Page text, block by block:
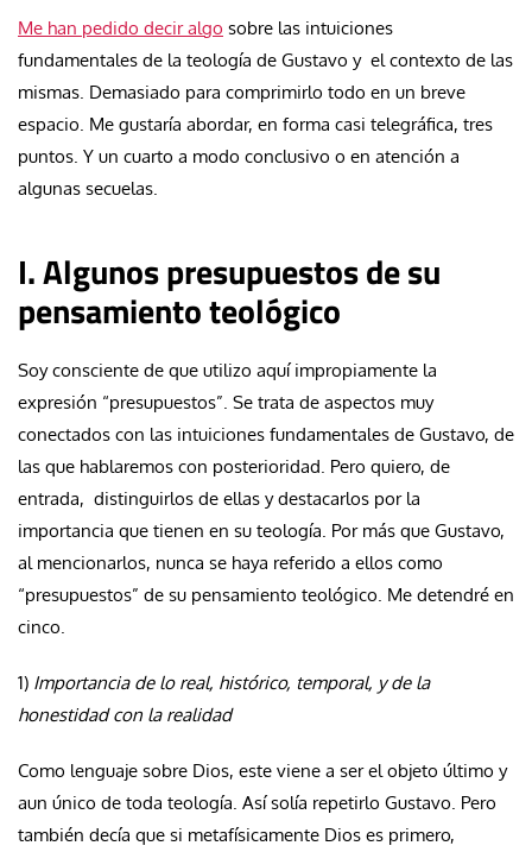
Me han pedido decir algo sobre las intuiciones
fundamentales de la teología de Gustavo y el contexto de las
mismas. Demasiado para comprimirlo todo en un breve
espacio. Me gustaría abordar, en forma casi telegráfica, tres
puntos. Y un cuarto a modo conclusivo o en atención a
algunas secuelas.
I. Algunos presupuestos de su
pensamiento teológico
Soy consciente de que utilizo aquí impropiamente la
expresión “presupuestos”. Se trata de aspectos muy
conectados con las intuiciones fundamentales de Gustavo, de
las que hablaremos con posterioridad. Pero quiero, de
entrada, distinguirlos de ellas y destacarlos por la
importancia que tienen en su teología. Por más que Gustavo,
al mencionarlos, nunca se haya referido a ellos como
“presupuestos” de su pensamiento teológico. Me detendré en
cinco.
1) Importancia de lo real, histórico, temporal, y de la
honestidad con la realidad
Como lenguaje sobre Dios, este viene a ser el objeto último y
aun único de toda teología. Así solía repetirlo Gustavo. Pero
también decía que si metafísicamente Dios es primero,